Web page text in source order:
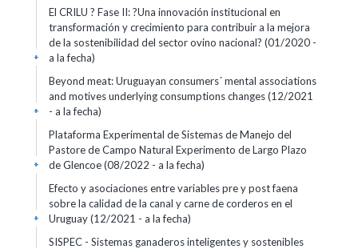
El CRILU ? Fase II: ?Una innovación institucional en
transformación y crecimiento para contribuir a la mejora
de la sostenibilidad del sector ovino nacional? (01/2020 -
a la fecha)
+
Beyond meat: Uruguayan consumers´ mental associations
and motives underlying consumptions changes (12/2021
- a la fecha)
+
Plataforma Experimental de Sistemas de Manejo del
Pastore de Campo Natural Experimento de Largo Plazo
de Glencoe (08/2022 - a la fecha)
+
Efecto y asociaciones entre variables pre y post faena
sobre la calidad de la canal y carne de corderos en el
Uruguay (12/2021 - a la fecha)
+
SISPEC - Sistemas ganaderos inteligentes y sostenibles